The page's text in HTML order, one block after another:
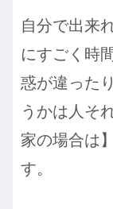
自分で出来
にすごく時
惑が違った
うかは人そ
家の場合は
す。